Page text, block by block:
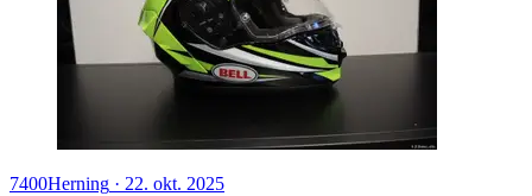
7400Herning · 22. okt. 2025